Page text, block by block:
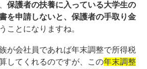
保護者の扶養に入っている大学生の
を申請しないと、保護者の手取り金
ことになりますね。
が会社員であれば年末調整で所得税
してくれるのですが、この年末調整